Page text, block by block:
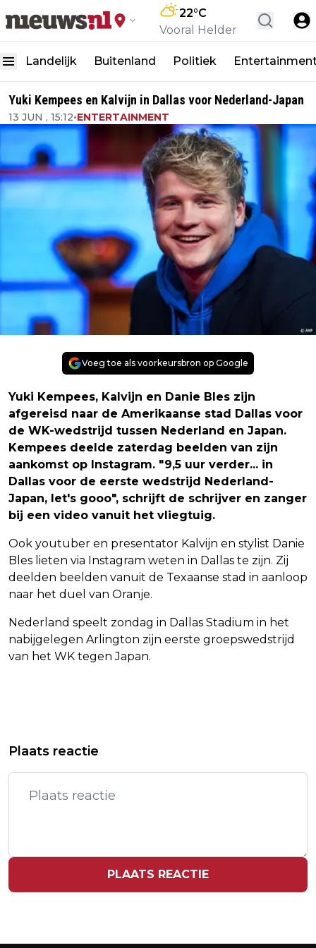
22°C
Vooral Helder
Landelijk Buitenland Politiek
Yuki Kempees en Kalvijn in Dallas voor Nederland-Japan
13 JUN , 15:12•ENTERTAINMENT
Voeg toe als voorkeursbron op Google
Yuki Kempees, Kalvijn en Danie Bles zijn
afgereisd naar de Amerikaanse stad Dallas voor
de WK-wedstrijd tussen Nederland en Japan.
Kempees deelde zaterdag beelden van zijn
aankomst op Instagram. "9,5 uur verder... in
Dallas voor de eerste wedstrijd Nederland-
Japan, let's gooo", schrijft de schrijver en zanger
bij een video vanuit het vliegtuig.
Ook youtuber en presentator Kalvijn en stylist Danie
Bles lieten via Instagram weten in Dallas te zijn. Zij
deelden beelden vanuit de Texaanse stad in aanloop
naar het duel van Oranje.
Nederland speelt zondag in Dallas Stadium in het
nabijgelegen Arlington zijn eerste groepswedstrijd
van het WK tegen Japan.
WEIGEREN VISUM WK-SPELER PARTEY
IRAN STELT DAT ER ZONDAG NOG
GEEN ONDERTEKENING DEAL MET VS
IS
Plaats reactie
PLAATS REACTIE